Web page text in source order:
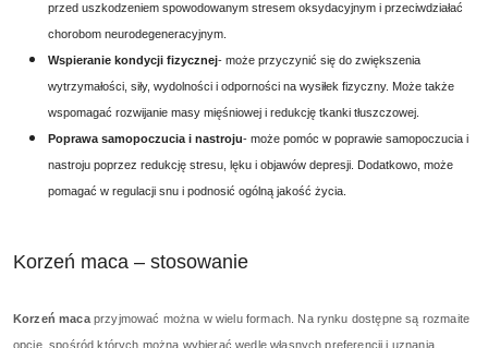
przed uszkodzeniem spowodowanym stresem oksydacyjnym i przeciwdziałać
chorobom neurodegeneracyjnym.
Wspieranie kondycji fizycznej- może przyczynić się do zwiększenia
wytrzymałości, siły, wydolności i odporności na wysiłek fizyczny. Może także
wspomagać rozwijanie masy mięśniowej i redukcję tkanki tłuszczowej.
Poprawa samopoczucia i nastroju- może pomóc w poprawie samopoczucia i
nastroju poprzez redukcję stresu, lęku i objawów depresji. Dodatkowo, może
pomagać w regulacji snu i podnosić ogólną jakość życia.
Korzeń maca – stosowanie
Korzeń macaprzyjmować można w wielu formach. Na rynku dostępne są rozmaite
opcje, spośród których można wybierać wedle własnych preferencji i uznania.